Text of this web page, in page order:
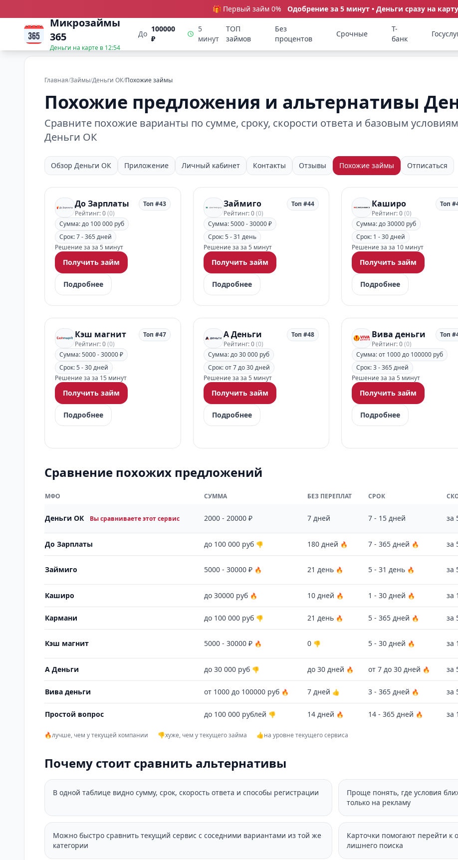
🎁 Первый займ 0% Одобрение за 5 минут • Деньги сразу на карту
Микрозаймы
365
Деньги на карте в 12:54
До
100000
₽
5
минут
ТОП
займов
Без
процентов
Срочные
Т-
банк
Главная/Займы/Деньги ОК/Похожие займы
Похожие предложения и альтернативы
Сравните похожие варианты по сумме, сроку, скорости ответа и базовым
Деньги ОК
Обзор Деньги ОК Приложение Личный кабинет Контакты Отзывы Похожие займы Отписаться
До Зарплаты
Рейтинг: 0(0)
Топ #43
Сумма: до 100 000 руб
Срок: 7 - 365 дней
Решение за за 5 минут
Получить займ
Подробнее
Займиго
Рейтинг: 0(0)
Топ #44
Сумма: 5000 - 30000 ₽
Срок: 5 - 31 день
Решение за за 5 минут
Получить займ
Подробнее
Каширо
Рейтинг: 0(0)
Топ
Сумма: до 30000 руб
Срок: 1 - 30 дней
Решение за за 10 минут
Получить займ
Подробнее
Кэш магнит
Рейтинг: 0(0)
Топ #47
Сумма: 5000 - 30000 ₽
Срок: 5 - 30 дней
Решение за за 15 минут
Получить займ
Подробнее
А Деньги
Рейтинг: 0(0)
Топ #48
Сумма: до 30 000 руб
Срок: от 7 до 30 дней
Решение за за 5 минут
Получить займ
Подробнее
Вива деньги
Рейтинг: 0(0)
Топ
Сумма: от 1000 до 100000 руб
Срок: 3 - 365 дней
Решение за за 5 минут
Получить займ
Подробнее
Сравнение похожих предложений
МФО СУММА БЕЗ ПЕРЕПЛАТ СРОК
Деньги ОК Вы сравниваете этот сервис 2000 - 20000 ₽ 7 дней 7 - 15 дней за
До Зарплаты до 100 000 руб 👎 180 дней 🔥 7 - 365 дней 🔥 за
Займиго 5000 - 30000 ₽ 🔥 21 день 🔥 5 - 31 день 🔥 за
Каширо до 30000 руб 🔥 10 дней 🔥 1 - 30 дней 🔥 за
Кармани до 100 000 руб 👎 21 день 🔥 5 - 365 дней 🔥 за
Кэш магнит 5000 - 30000 ₽ 🔥 0 👎 5 - 30 дней 🔥 за
А Деньги до 30 000 руб 👎 до 30 дней 🔥 от 7 до 30 дней 🔥 за
Вива деньги от 1000 до 100000 руб 🔥 7 дней 👍 3 - 365 дней 🔥 за
Простой вопрос до 100 000 рублей 👎 14 дней 🔥 14 - 365 дней 🔥 за
🔥лучше, чем у текущей компании 👎хуже, чем у текущего займа 👍на уровне текущего сервиса
Почему стоит сравнить альтернативы
В одной таблице видно сумму, срок, скорость ответа и способы регистрации
Проще понять, где условия
только на рекламу
Можно быстро сравнить текущий сервис с соседними вариантами из той же
категории
Карточки помогают перейти к
лишнего поиска